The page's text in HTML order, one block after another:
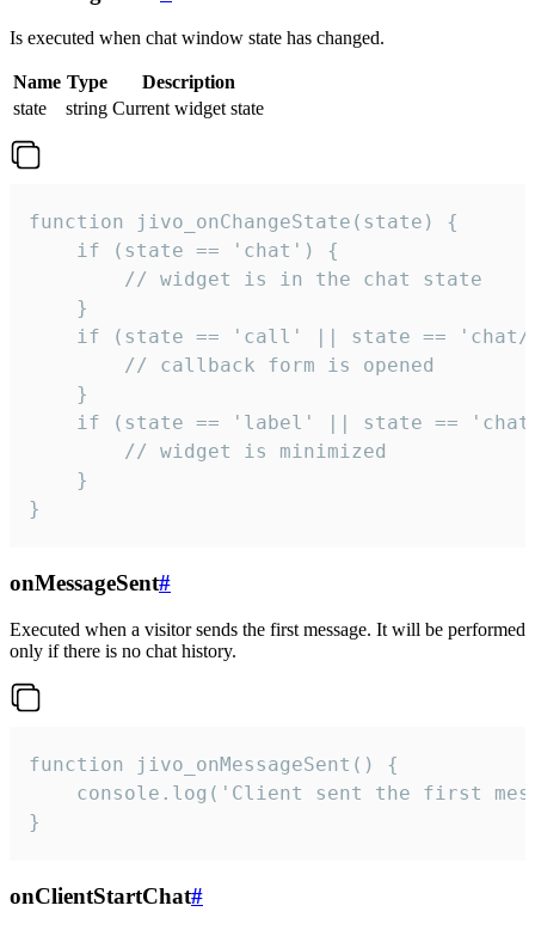
Is executed when chat window state has changed.
Name Type
Description
state
string Current widget state
function jivo_onChangeState(state) {
    if (state == 'chat') {
        // widget is in the chat state
    }
if (state == 'call' || state ==
        // callback form is opened
    }
if (state == 'label' || state ==
        // widget is minimized
    }
}
onMessageSent#
Executed when a visitor sends the first message. It will be performed
only if there is no chat history.
function jivo_onMessageSent() {
console.log('Client sent the first
}
onClientStartChat#